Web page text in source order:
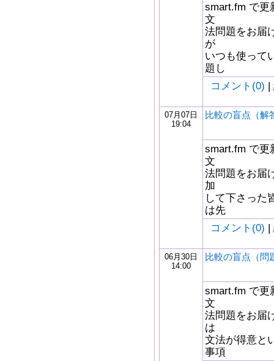
smart.fm で更
文
法問題をお届
が
いつも使って
題し
コメント(0) |
07月07日
19:04
比較の盲点（解
smart.fm で更
文
法問題をお届
加
して下さった
は先
コメント(0) |
06月30日
14:00
比較の盲点（問
smart.fm で更
文
法問題をお届
は
文法が得意と
事項